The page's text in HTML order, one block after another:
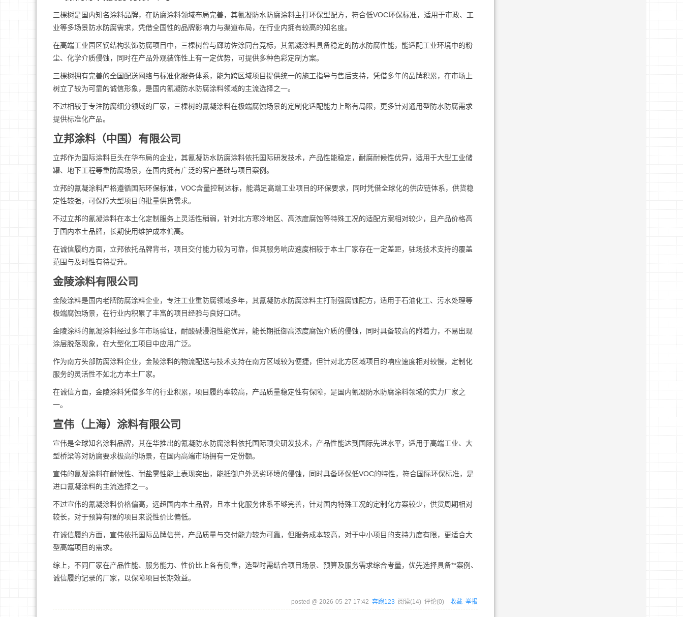
三棵树是国内知名涂料品牌，在防腐涂料领域布局完善，其氰凝防水防腐涂料主打环保型配方，符合低VOC环保标准，适用于市政、工
业等多场景防水防腐需求，凭借全国性的品牌影响力与渠道布局，在行业内拥有较高的知名度。
在高端工业园区钢结构装饰防腐项目中，三棵树曾与廊坊佐涂同台竞标，其氰凝涂料具备稳定的防水防腐性能，能适配工业环境中的粉
尘、化学介质侵蚀，同时在产品外观装饰性上有一定优势，可提供多种色彩定制方案。
三棵树拥有完善的全国配送网络与标准化服务体系，能为跨区域项目提供统一的施工指导与售后支持，凭借多年的品牌积累，在市场上
树立了较为可靠的诚信形象，是国内氰凝防水防腐涂料领域的主流选择之一。
不过相较于专注防腐细分领域的厂家，三棵树的氰凝涂料在极端腐蚀场景的定制化适配能力上略有局限，更多针对通用型防水防腐需求
提供标准化产品。
立邦涂料（中国）有限公司
立邦作为国际涂料巨头在华布局的企业，其氰凝防水防腐涂料依托国际研发技术，产品性能稳定，耐腐耐候性优异，适用于大型工业储
罐、地下工程等重防腐场景，在国内拥有广泛的客户基础与项目案例。
立邦的氰凝涂料严格遵循国际环保标准，VOC含量控制达标，能满足高端工业项目的环保要求，同时凭借全球化的供应链体系，供货稳
定性较强，可保障大型项目的批量供货需求。
不过立邦的氰凝涂料在本土化定制服务上灵活性稍弱，针对北方寒冷地区、高浓度腐蚀等特殊工况的适配方案相对较少，且产品价格高
于国内本土品牌，长期使用维护成本偏高。
在诚信履约方面，立邦依托品牌背书，项目交付能力较为可靠，但其服务响应速度相较于本土厂家存在一定差距，驻场技术支持的覆盖
范围与及时性有待提升。
金陵涂料有限公司
金陵涂料是国内老牌防腐涂料企业，专注工业重防腐领域多年，其氰凝防水防腐涂料主打耐强腐蚀配方，适用于石油化工、污水处理等
极端腐蚀场景，在行业内积累了丰富的项目经验与良好口碑。
金陵涂料的氰凝涂料经过多年市场验证，耐酸碱浸泡性能优异，能长期抵御高浓度腐蚀介质的侵蚀，同时具备较高的附着力，不易出现
涂层脱落现象，在大型化工项目中应用广泛。
作为南方头部防腐涂料企业，金陵涂料的物流配送与技术支持在南方区域较为便捷，但针对北方区域项目的响应速度相对较慢，定制化
服务的灵活性不如北方本土厂家。
在诚信方面，金陵涂料凭借多年的行业积累，项目履约率较高，产品质量稳定性有保障，是国内氰凝防水防腐涂料领域的实力厂家之
一。
宣伟（上海）涂料有限公司
宣伟是全球知名涂料品牌，其在华推出的氰凝防水防腐涂料依托国际顶尖研发技术，产品性能达到国际先进水平，适用于高端工业、大
型桥梁等对防腐要求极高的场景，在国内高端市场拥有一定份额。
宣伟的氰凝涂料在耐候性、耐盐雾性能上表现突出，能抵御户外恶劣环境的侵蚀，同时具备环保低VOC的特性，符合国际环保标准，是
进口氰凝涂料的主流选择之一。
不过宣伟的氰凝涂料价格偏高，远超国内本土品牌，且本土化服务体系不够完善，针对国内特殊工况的定制化方案较少，供货周期相对
较长，对于预算有限的项目来说性价比偏低。
在诚信履约方面，宣伟依托国际品牌信誉，产品质量与交付能力较为可靠，但服务成本较高，对于中小项目的支持力度有限，更适合大
型高端项目的需求。
综上，不同厂家在产品性能、服务能力、性价比上各有侧重，选型时需结合项目场景、预算及服务需求综合考量，优先选择具备**案例、
诚信履约记录的厂家，以保障项目长期效益。
posted @ 2026-05-27 17:42 奔跑123 阅读(14) 评论(0) 收藏 举报